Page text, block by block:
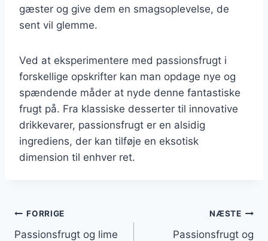
gæster og give dem en smagsoplevelse, de
sent vil glemme.
Ved at eksperimentere med passionsfrugt i
forskellige opskrifter kan man opdage nye og
spændende måder at nyde denne fantastiske
frugt på. Fra klassiske desserter til innovative
drikkevarer, passionsfrugt er en alsidig
ingrediens, der kan tilføje en eksotisk
dimension til enhver ret.
Indlægsnavigation
FORRIGE
Passionsfrugt og lime
NÆSTE
Passionsfrugt og